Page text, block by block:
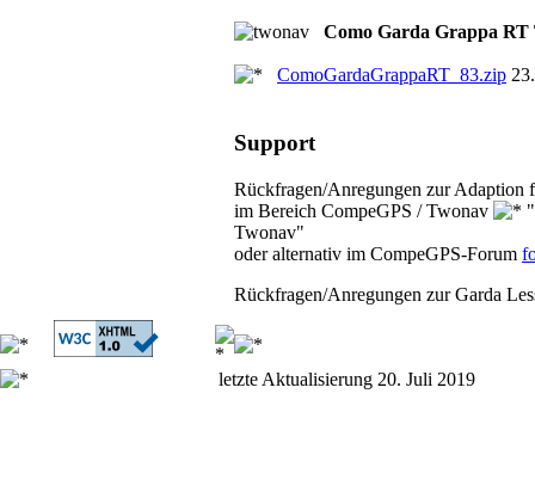
Como Garda Grappa RT
ComoGardaGrappaRT_83.zip
Support
Rückfragen/Anregungen zur
im Bereich CompeGPS / Twonav
Twonav"
oder alternativ im CompeGPS-Forum
Rückfragen/Anregungen zur Garda
letzte Aktualisierung 20. Juli 2019